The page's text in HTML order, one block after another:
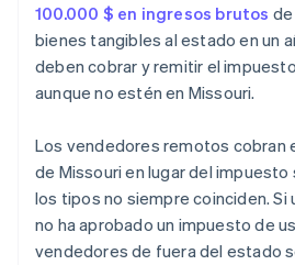
100.000 $ en ingresos brutos
bienes tangibles al estado en un
deben cobrar y remitir el
aunque no estén en Missouri.
Los vendedores remotos cobran
de Missouri en lugar del
los tipos no siempre coinciden. Si
no ha aprobado un impuesto de
vendedores de fuera del estado